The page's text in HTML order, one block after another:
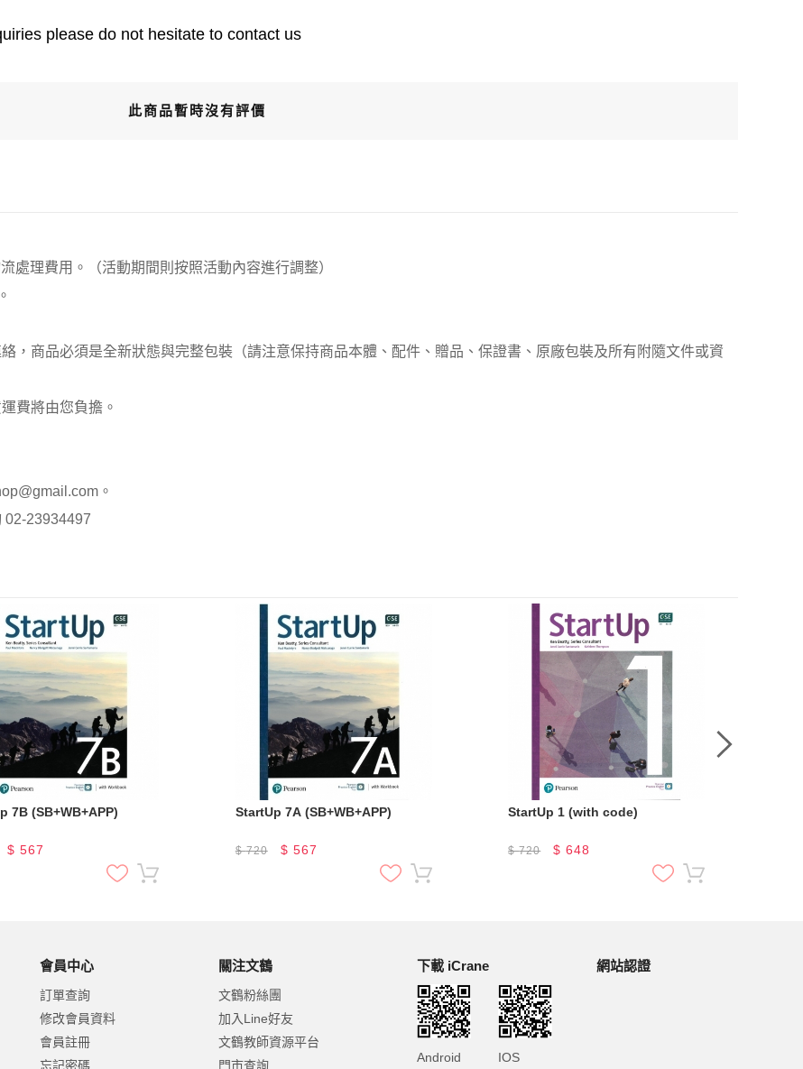
please do not hesitate to contact us
此商品暫時沒有評價
處理費用。（活動期間則按照活動內容進行調整）
，商品必須是全新狀態與完整包裝（請注意保持商品本體、配件、贈品、保證書、原廠包裝及所有附隨文件或資
費將由您負擔。
。
02-23934497
7B (SB+WB+APP)
$567
StartUp 7A (SB+WB+APP)
$720 $ 567
StartUp 1 (with code)
$720 $648
會員中心
訂單查詢
修改會員資料
會員註冊
忘記密碼
關注文鶴
文鶴粉絲團
加入Line好友
文鶴教師資源平台
門市查詢
下載 iCrane
Android IOS
網站認證